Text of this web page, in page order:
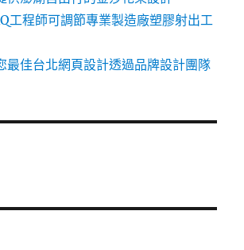
工程師可調節專業製造廠塑膠射出工
最佳台北網頁設計透過品牌設計團隊